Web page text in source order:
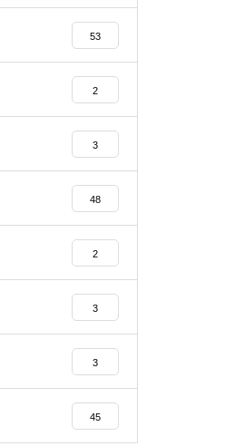
53
2
3
48
2
3
3
45